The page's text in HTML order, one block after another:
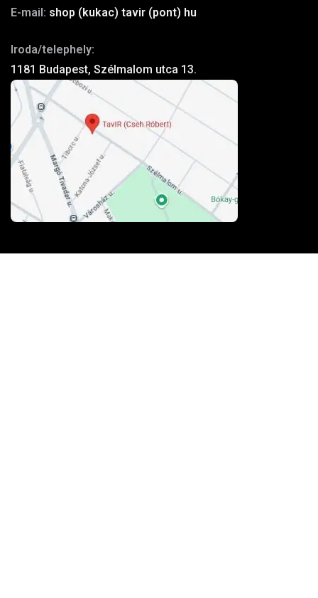
E-mail: shop (kukac) tavir (pont) hu
Iroda/telephely:
1181 Budapest, Szélmalom utca 13.